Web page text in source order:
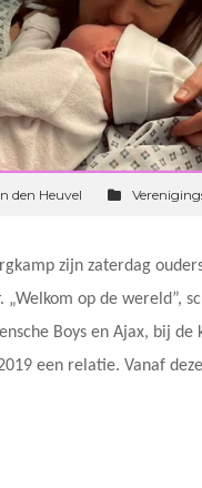
den Heuvel
zijn zaterdag
op de wereld”,
Boys en Ajax, bij
een relatie. Vanaf